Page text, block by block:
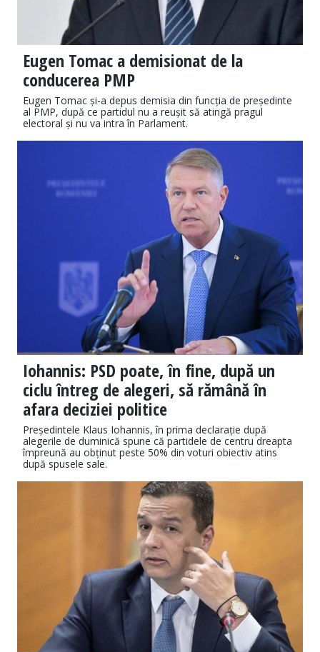
Eugen Tomac a demisionat de la
conducerea PMP
Eugen Tomac și-a depus demisia din funcția de președinte
al PMP, după ce partidul nu a reușit să atingă pragul
electoral și nu va intra în Parlament.
Iohannis: PSD poate, în fine, după un
ciclu întreg de alegeri, să rămână în
afara deciziei politice
Președintele Klaus Iohannis, în prima declarație după
alegerile de duminică spune că partidele de centru dreapta
împreună au obținut peste 50% din voturi obiectiv atins
după spusele sale.